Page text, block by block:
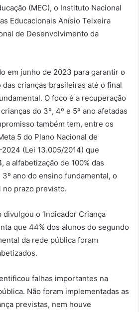
(MEC), o Instituto Nacional
Educacionais Anísio Teixeira
de Desenvolvimento da
em junho de 2023 para garantir o
crianças brasileiras até o final
O foco é a recuperação
do 3º, 4º e 5º ano afetadas
também tem, entre os
5 do Plano Nacional de
2024 (Lei 13.005/2014) que
a alfabetização de 100% das
ano do ensino fundamental, o
no prazo previsto.
o ‘Indicador Criança
que 44% dos alunos do segundo
da rede pública foram
falhas importantes na
Não foram implementadas as
previstas, nem houve